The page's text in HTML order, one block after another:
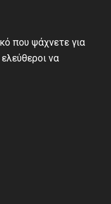
που ψάχνετε για
να